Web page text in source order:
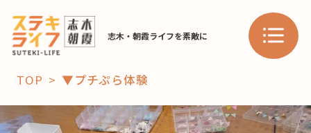
志木・朝霞ライフを素敵に
「コト」
TOP ▼プチぷら体験